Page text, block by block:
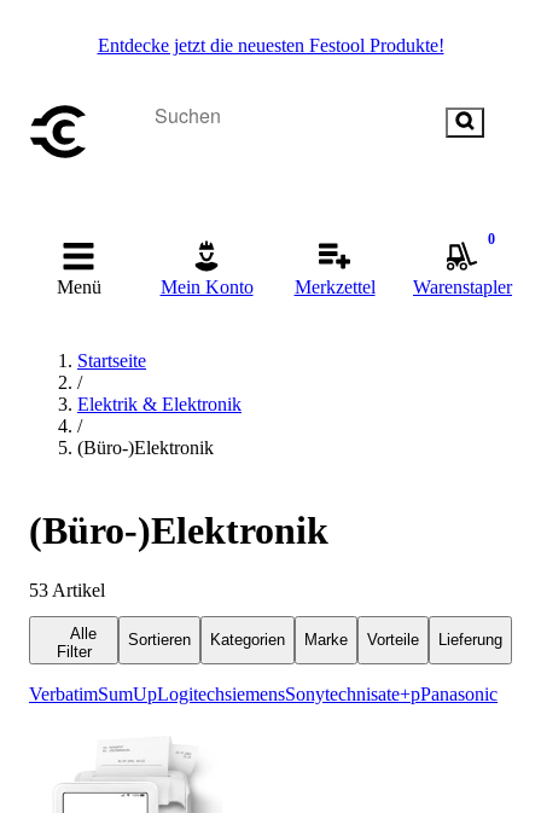
Entdecke jetzt die neuesten Festool Produkte!
Menü Mein Konto Merkzettel
0
Warenstapler
Startseite
/
Elektrik & Elektronik
/
(Büro-)Elektronik
(Büro-)Elektronik
53 Artikel
Alle
Filter
Sortieren Kategorien Marke Vorteile Lieferung
VerbatimSumUpLogitechsiemensSonytechnisate+pPanasonic